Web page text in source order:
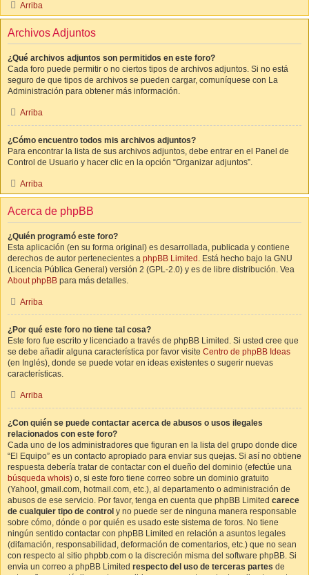
Arriba
Archivos Adjuntos
¿Qué archivos adjuntos son permitidos en este foro?
Cada foro puede permitir o no ciertos tipos de archivos adjuntos. Si no está
seguro de que tipos de archivos se pueden cargar, comuníquese con La
Administración para obtener más información.
Arriba
¿Cómo encuentro todos mis archivos adjuntos?
Para encontrar la lista de sus archivos adjuntos, debe entrar en el Panel de
Control de Usuario y hacer clic en la opción “Organizar adjuntos”.
Arriba
Acerca de phpBB
¿Quién programó este foro?
Esta aplicación (en su forma original) es desarrollada, publicada y contiene
derechos de autor pertenecientes a phpBB Limited . Está hecho bajo la GNU
(Licencia Pública General) versión 2 (GPL-2.0) y es de libre distribución. Vea
About phpBB para más detalles.
Arriba
¿Por qué este foro no tiene tal cosa?
Este foro fue escrito y licenciado a través de phpBB Limited. Si usted cree que
se debe añadir alguna característica por favor visite Centro de phpBB Ideas
(en Inglés), donde se puede votar en ideas existentes o sugerir nuevas
características.
Arriba
¿Con quién se puede contactar acerca de abusos o usos ilegales
relacionados con este foro?
Cada uno de los administradores que figuran en la lista del grupo donde dice
“El Equipo” es un contacto apropiado para enviar sus quejas. Si así no obtiene
respuesta debería tratar de contactar con el dueño del dominio (efectúe una
búsqueda whois) o, si este foro tiene correo sobre un dominio gratuito
(Yahoo!, gmail.com, hotmail.com, etc.), al departamento o administración de
abusos de ese servicio. Por favor, tenga en cuenta que phpBB Limited carece
de cualquier tipo de control y no puede ser de ninguna manera responsable
sobre cómo, dónde o por quién es usado este sistema de foros. No tiene
ningún sentido contactar con phpBB Limited en relación a asuntos legales
(difamación, responsabilidad, deformación de comentarios, etc.) que no sean
con respecto al sitio phpbb.com o la discreción misma del software phpBB. Si
envia un correo a phpBB Limited respecto del uso de terceras partes de